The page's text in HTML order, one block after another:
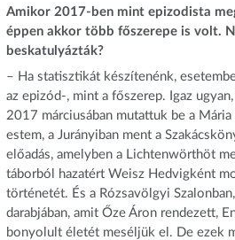
Amikor 2017-ben mint epizodista
éppen akkor több főszerepe is volt.
beskatulyázták?
– Ha statisztikát készítenénk,
az epizód-, mint a főszerep. Igaz
2017 márciusában mutattuk be a
estem, a Jurányiban ment a
előadás, amelyben a Lichtenwörthöt
táborból hazatért Weisz Hedvigként
történetét. És a Rózsavölgyi
darabjában, amit Őze Áron rendezett,
bonyolult életét meséljük el. De ezek